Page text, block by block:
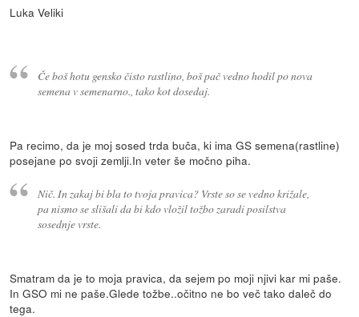
Luka Veliki
Če boš hotu gensko čisto rastlino, boš pač vedno hodil po nova
semena v semenarno., tako kot dosedaj.
Pa recimo, da je moj sosed trda buča, ki ima GS semena(rastline)
posejane po svoji zemlji.In veter še močno piha.
Nič. In zakaj bi bla to tvoja pravica? Vrste so se vedno križale,
pa nismo se slišali da bi kdo vložil tožbo zaradi posilstva
sosednje vrste.
Smatram da je to moja pravica, da sejem po moji njivi kar mi paše.
In GSO mi ne paše.Glede tožbe..očitno ne bo več tako daleč do
tega.